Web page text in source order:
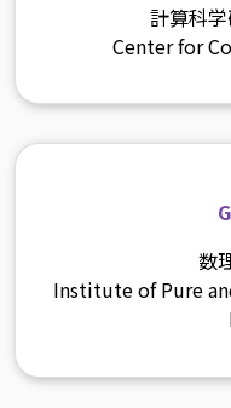
計算科
Center for
数
Institute of Pure